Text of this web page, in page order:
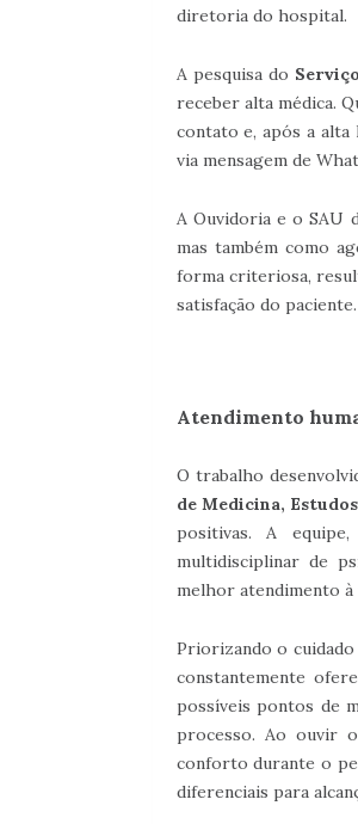
diretoria do hospital.
A pesquisa do
receber alta médica.
contato e, após a alta
via mensagem de
A Ouvidoria e o SAU
mas também como
forma criteriosa,
satisfação do paciente.
Atendimento
O trabalho
de Medicina,
positivas. A
multidisciplinar de
melhor atendimento à
Priorizando o
constantemente
possíveis pontos de
processo. Ao ouvir
conforto durante o
diferenciais para